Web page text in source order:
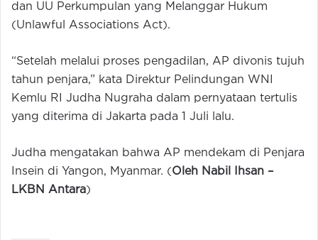
dan UU Perkumpulan yang Melanggar Hukum
(Unlawful Associations Act).
“Setelah melalui proses pengadilan, AP divonis tujuh
tahun penjara,” kata Direktur Pelindungan WNI
Kemlu RI Judha Nugraha dalam pernyataan tertulis
yang diterima di Jakarta pada 1 Juli lalu.
Judha mengatakan bahwa AP mendekam di Penjara
Insein di Yangon, Myanmar. (Oleh Nabil Ihsan –
LKBN Antara)